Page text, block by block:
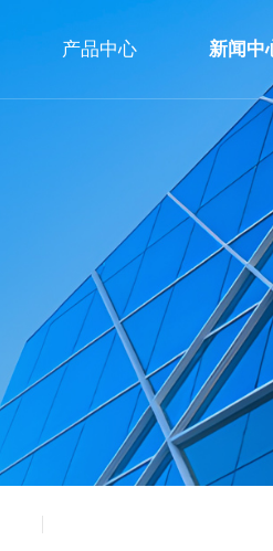
产品中心 新闻中